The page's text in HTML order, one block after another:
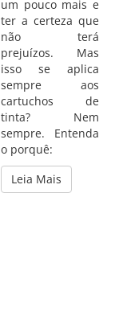
um pouco mais e
ter a certeza que
não terá
prejuízos. Mas
isso se aplica
sempre aos
cartuchos de
tinta? Nem
sempre. Entenda
o porquê:
Leia Mais